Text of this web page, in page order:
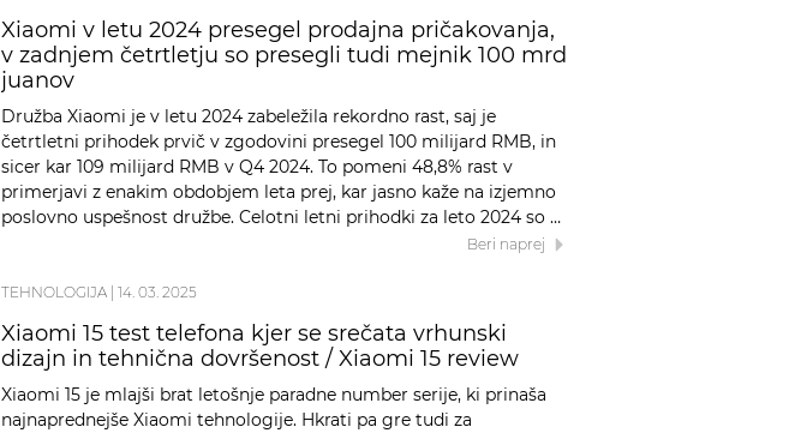
Xiaomi v letu 2024 presegel prodajna pričakovanja,
v zadnjem četrtletju so presegli tudi mejnik 100 mrd
juanov
Družba Xiaomi je v letu 2024 zabeležila rekordno rast, saj je
četrtletni prihodek prvič v zgodovini presegel 100 milijard RMB, in
sicer kar 109 milijard RMB v Q4 2024. To pomeni 48,8% rast v
primerjavi z enakim obdobjem leta prej, kar jasno kaže na izjemno
poslovno uspešnost družbe. Celotni letni prihodki za leto 2024 so …
Beri naprej
TEHNOLOGIJA 14. 03. 2025
Xiaomi 15 test telefona kjer se srečata vrhunski
dizajn in tehnična dovršenost / Xiaomi 15 review
Xiaomi 15 je mlajši brat letošnje paradne number serije, ki prinaša
najnaprednejše Xiaomi tehnologije. Hkrati pa gre tudi za